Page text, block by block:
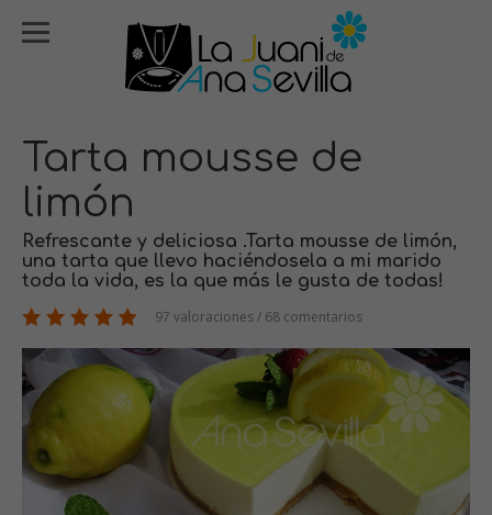
Tarta mousse de
limón
Refrescante y deliciosa .Tarta mousse de limón,
una tarta que llevo haciéndosela a mi marido
toda la vida, es la que más le gusta de todas!
97 valoraciones / 68 comentarios